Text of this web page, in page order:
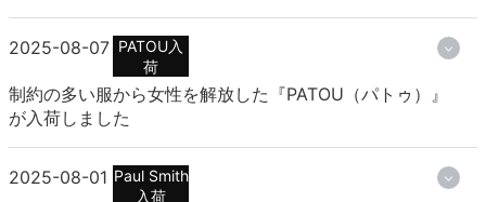
2025-08-07 PATOU入
荷
制約の多い服から女性を解放した『PATOU（パトゥ）』
が入荷しました
2025-08-01 Paul Smith
入荷